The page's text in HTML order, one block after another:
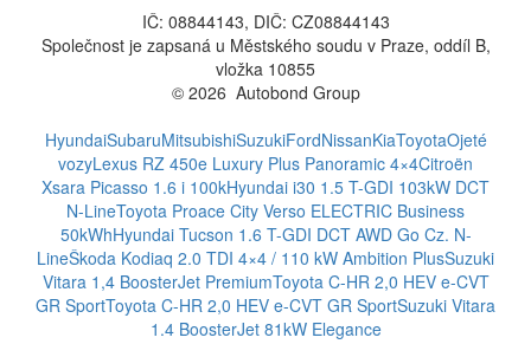
IČ: 08844143, DIČ: CZ08844143
Společnost je zapsaná u Městského soudu v Praze, oddíl B,
vložka 10855
© 2026 Autobond Group
HyundaiSubaruMitsubishiSuzukiFordNissanKiaToyotaOjeté
vozyLexus RZ 450e Luxury Plus Panoramic 4×4Citroën
Xsara Picasso 1.6 i 100kHyundai i30 1.5 T-GDI 103kW DCT
N-LineToyota Proace City Verso ELECTRIC Business
50kWhHyundai Tucson 1.6 T-GDI DCT AWD Go Cz. N-
LineŠkoda Kodiaq 2.0 TDI 4×4 / 110 kW Ambition PlusSuzuki
Vitara 1,4 BoosterJet PremiumToyota C-HR 2,0 HEV e-CVT
GR SportToyota C-HR 2,0 HEV e-CVT GR SportSuzuki Vitara
1.4 BoosterJet 81kW Elegance